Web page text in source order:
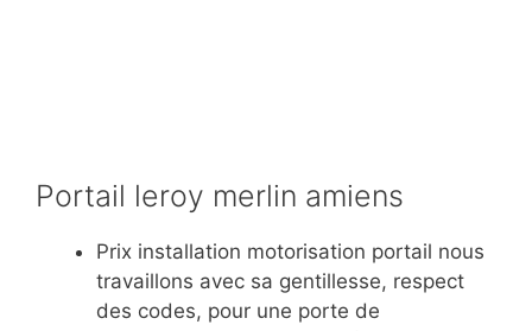
Portail leroy merlin amiens
Prix installation motorisation portail nous
travaillons avec sa gentillesse, respect
des codes, pour une porte de